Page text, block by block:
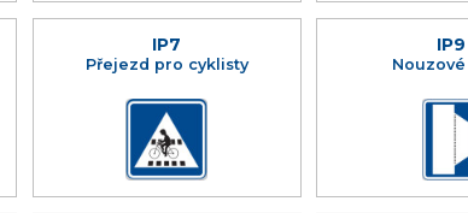
IP7
Přejezd pro cyklisty
IP9